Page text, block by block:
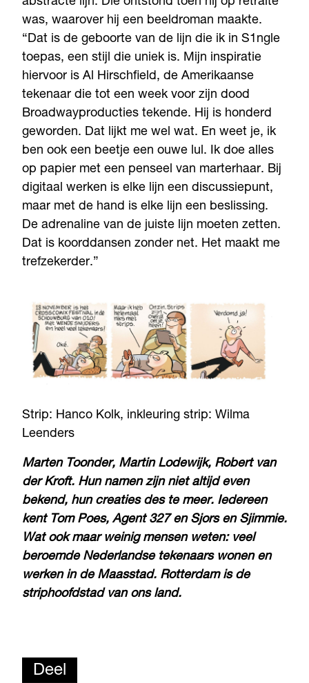
was, waarover hij een beeldroman maakte.
“Dat is de geboorte van de lijn die ik in S1ngle
toepas, een stijl die uniek is. Mijn inspiratie
hiervoor is Al Hirschfield, de Amerikaanse
tekenaar die tot een week voor zijn dood
Broadwayproducties tekende. Hij is honderd
geworden. Dat lijkt me wel wat. En weet je, ik
ben ook een beetje een ouwe lul. Ik doe alles
op papier met een penseel van marterhaar. Bij
digitaal werken is elke lijn een discussiepunt,
maar met de hand is elke lijn een beslissing.
De adrenaline van de juiste lijn moeten zetten.
Dat is koorddansen zonder net. Het maakt me
trefzekerder.”
Strip: Hanco Kolk, inkleuring strip: Wilma
Leenders
Marten Toonder, Martin Lodewijk, Robert van
der Kroft. Hun namen zijn niet altijd even
bekend, hun creaties des te meer. Iedereen
kent Tom Poes, Agent 327 en Sjors en Sjimmie.
Wat ook maar weinig mensen weten: veel
beroemde Nederlandse tekenaars wonen en
werken in de Maasstad. Rotterdam is de
striphoofdstad van ons land.
Deel